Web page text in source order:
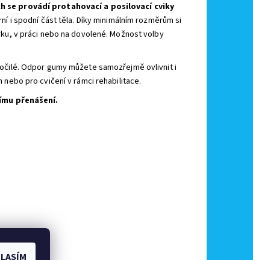
se provádí protahovací a posilovací cviky
i spodní část těla. Díky minimálním rozměrům si
v práci nebo na dovolené. Možnost volby
Odpor gumy můžete samozřejmě ovlivnit i
pro cvičení v rámci rehabilitace.
přenášení.